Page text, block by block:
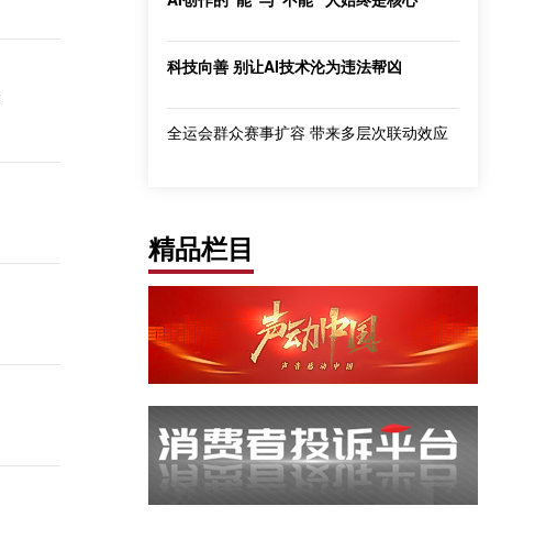
科技向善 别让AI技术沦为违法帮凶
全运会群众赛事扩容 带来多层次联动效应
精品栏目